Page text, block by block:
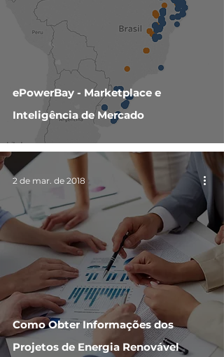
ePowerBay - Marketplace e
Inteligência de Mercado
Como Obter Informações dos
Projetos de Energia Renovável
2 de mar. de 2018